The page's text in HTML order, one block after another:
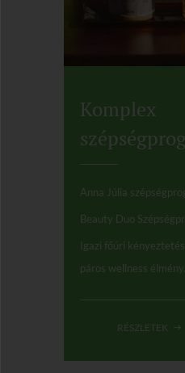
Komplex
Anna Júlia
Beauty Duo
Igazi főúri
páros wellness élmény.
RÉSZLETEK